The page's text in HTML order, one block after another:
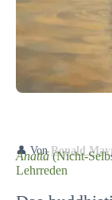
👤 Von Ronald
Anattā(Nicht-
Lehrreden